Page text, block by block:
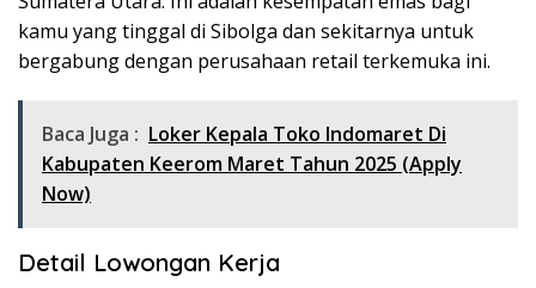
kamu yang tinggal di Sibolga dan sekitarnya untuk
bergabung dengan perusahaan retail terkemuka ini.
Baca Juga : Loker Kepala Toko Indomaret Di
Kabupaten Keerom Maret Tahun 2025 (Apply
Now)
Detail Lowongan Kerja